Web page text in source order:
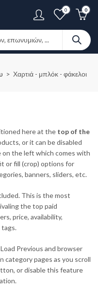
0 0
Χαρτιά - μπλόκ - φάκελοι
here at the top of the
or it can be disabled
on the left which comes with
or fill (crop) options for
banners, sliders, etc.
This is the most
the top paid
price, availability,
Previous and browser
category pages as you scroll
or disable this feature